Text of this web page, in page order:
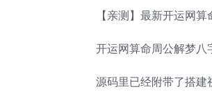
【亲测】最新开运网
开运网算命周公解梦八
源码里已经附带了搭建